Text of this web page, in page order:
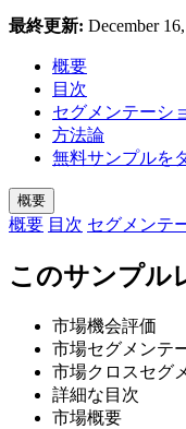
最終更新: December
概要
目次
セグメンテーシ
方法論
無料サンプルを
概要
概要 目次 セグメンテ
このサンプル
市場機会評価
市場セグメンテ
市場クロスセグ
詳細な目次
市場概要